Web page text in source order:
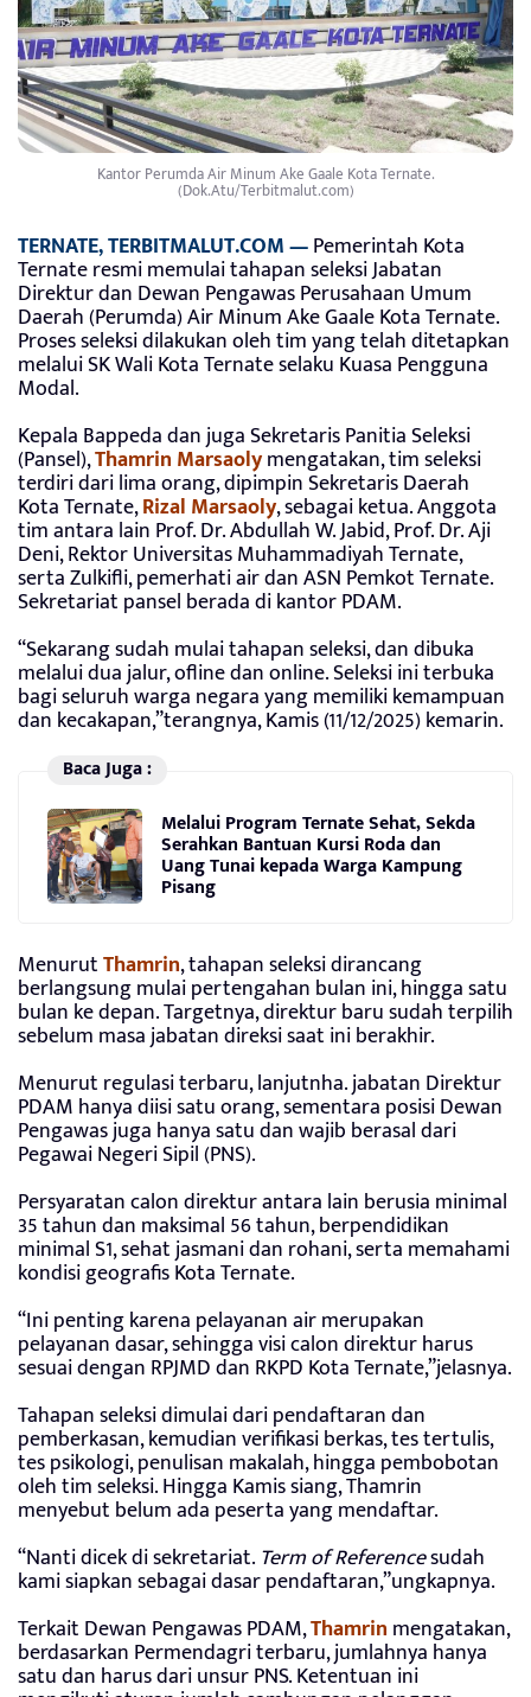
Kantor Perumda Air Minum Ake Gaale Kota Ternate.
(Dok.Atu/Terbitmalut.com)
TERNATE, TERBITMALUT.COM —Pemerintah Kota
Ternate resmi memulai tahapan seleksi Jabatan
Direktur dan Dewan Pengawas Perusahaan Umum
Daerah (Perumda) Air Minum Ake Gaale Kota Ternate.
Proses seleksi dilakukan oleh tim yang telah ditetapkan
melalui SK Wali Kota Ternate selaku Kuasa Pengguna
Modal.
Kepala Bappeda dan juga Sekretaris Panitia Seleksi
(Pansel),Thamrin Marsaolymengatakan, tim seleksi
terdiri dari lima orang, dipimpin Sekretaris Daerah
Kota Ternate,Rizal Marsaoly, sebagai ketua. Anggota
tim antara lain Prof. Dr. Abdullah W. Jabid, Prof. Dr. Aji
Deni, Rektor Universitas Muhammadiyah Ternate,
serta Zulkifli, pemerhati air dan ASN Pemkot Ternate.
Sekretariat pansel berada di kantor PDAM.
“Sekarang sudah mulai tahapan seleksi, dan dibuka
melalui dua jalur, ofline dan online. Seleksi ini terbuka
bagi seluruh warga negara yang memiliki kemampuan
dan kecakapan,”terangnya, Kamis (11/12/2025) kemarin.
Baca Juga :
Melalui Program Ternate Sehat, Sekda
Serahkan Bantuan Kursi Roda dan
Uang Tunai kepada Warga Kampung
Pisang
MenurutThamrin, tahapan seleksi dirancang
berlangsung mulai pertengahan bulan ini, hingga satu
bulan ke depan. Targetnya, direktur baru sudah terpilih
sebelum masa jabatan direksi saat ini berakhir.
Menurut regulasi terbaru, lanjutnha. jabatan Direktur
PDAM hanya diisi satu orang, sementara posisi Dewan
Pengawas juga hanya satu dan wajib berasal dari
Pegawai Negeri Sipil (PNS).
Persyaratan calon direktur antara lain berusia minimal
35 tahun dan maksimal 56 tahun, berpendidikan
minimal S1, sehat jasmani dan rohani, serta memahami
kondisi geografis Kota Ternate.
“Ini penting karena pelayanan air merupakan
pelayanan dasar, sehingga visi calon direktur harus
sesuai dengan RPJMD dan RKPD Kota Ternate,”jelasnya.
Tahapan seleksi dimulai dari pendaftaran dan
pemberkasan, kemudian verifikasi berkas, tes tertulis,
tes psikologi, penulisan makalah, hingga pembobotan
oleh tim seleksi. Hingga Kamis siang, Thamrin
menyebut belum ada peserta yang mendaftar.
“Nanti dicek di sekretariat. Term of Referencesudah
kami siapkan sebagai dasar pendaftaran,”ungkapnya.
Terkait Dewan Pengawas PDAM,Thamrin mengatakan,
berdasarkan Permendagri terbaru, jumlahnya hanya
satu dan harus dari unsur PNS. Ketentuan ini